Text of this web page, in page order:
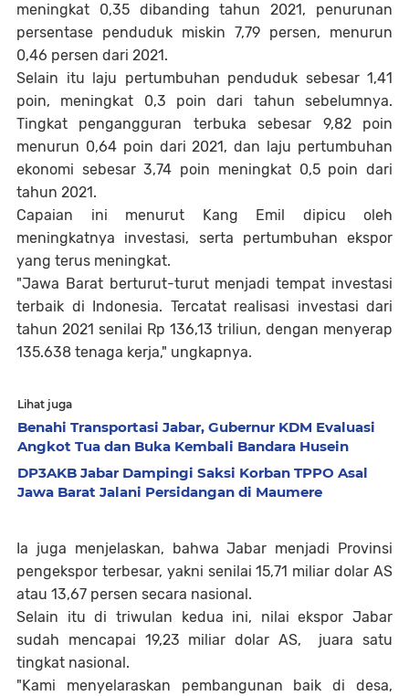
meningkat 0,35 dibanding tahun 2021, penurunan
persentase penduduk miskin 7,79 persen, menurun
0,46 persen dari 2021.
Selain itu laju pertumbuhan penduduk sebesar 1,41
poin, meningkat 0,3 poin dari tahun sebelumnya.
Tingkat pengangguran terbuka sebesar 9,82 poin
menurun 0,64 poin dari 2021, dan laju pertumbuhan
ekonomi sebesar 3,74 poin meningkat 0,5 poin dari
tahun 2021.
Capaian ini menurut Kang Emil dipicu oleh
meningkatnya investasi, serta pertumbuhan ekspor
yang terus meningkat.
"Jawa Barat berturut-turut menjadi tempat investasi
terbaik di Indonesia. Tercatat realisasi investasi dari
tahun 2021 senilai Rp 136,13 triliun, dengan menyerap
135.638 tenaga kerja," ungkapnya.
Lihat juga
Benahi Transportasi Jabar, Gubernur KDM Evaluasi
Angkot Tua dan Buka Kembali Bandara Husein
DP3AKB Jabar Dampingi Saksi Korban TPPO Asal
Jawa Barat Jalani Persidangan di Maumere
Ia juga menjelaskan, bahwa Jabar menjadi Provinsi
pengekspor terbesar, yakni senilai 15,71 miliar dolar AS
atau 13,67 persen secara nasional.
Selain itu di triwulan kedua ini, nilai ekspor Jabar
sudah mencapai 19,23 miliar dolar AS, juara satu
tingkat nasional.
"Kami menyelaraskan pembangunan baik di desa,